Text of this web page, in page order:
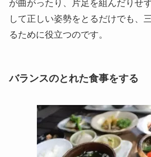
が曲がったり、片足を組んだりせ
して正しい姿勢をとるだけでも、
るために役立つのです。
バランスのとれた食事をする